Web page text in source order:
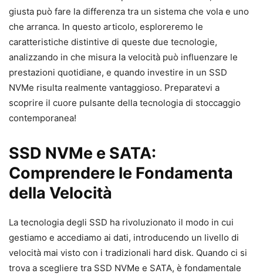
giusta può fare la differenza tra un sistema che vola e uno
che arranca. In questo articolo, esploreremo le
caratteristiche distintive di queste due tecnologie,
analizzando in che misura la velocità può influenzare le
prestazioni quotidiane, e quando investire in un SSD
NVMe risulta realmente vantaggioso. Preparatevi a
scoprire il cuore pulsante della tecnologia di stoccaggio
contemporanea!
SSD NVMe e SATA:
Comprendere le Fondamenta
della Velocità
La tecnologia degli SSD ha rivoluzionato il modo in cui
gestiamo e accediamo ai dati, introducendo un livello di
velocità mai visto con i tradizionali hard disk. Quando ci si
trova a scegliere tra SSD NVMe e SATA, è fondamentale